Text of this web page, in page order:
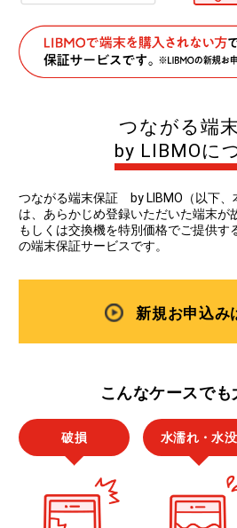
つながる端
by LIBMOに
つながる端末保証 by LIBMO（以下、
は、あらかじめ登録いただいた端末が
もしくは交換機を特別価格でご提供す
の端末保証サービスです。
新規お申込み
こんなケースでも
破損 水濡れ・水没